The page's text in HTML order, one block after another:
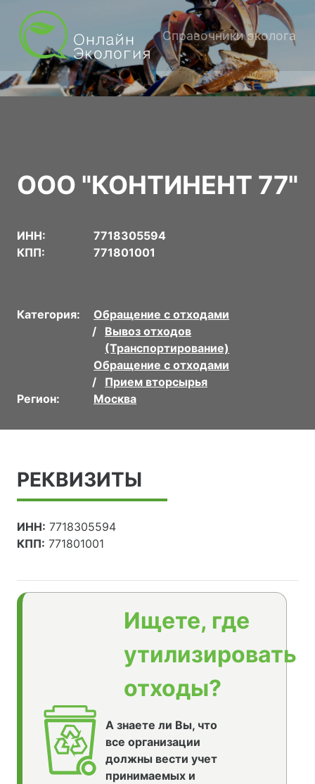
Справочники эколога
ООО "КОНТИНЕНТ 77"
ИНН:
7718305594
КПП:
771801001
Категория:
Обращение с отходами
Вывоз отходов
(Транспортирование)
Обращение с отходами
Прием вторсырья
Регион:
Москва
РЕКВИЗИТЫ
ИНН: 7718305594
КПП: 771801001
Ищете, где
утилизировать
отходы?
А знаете ли Вы, что
все организации
должны вести учет
принимаемых и